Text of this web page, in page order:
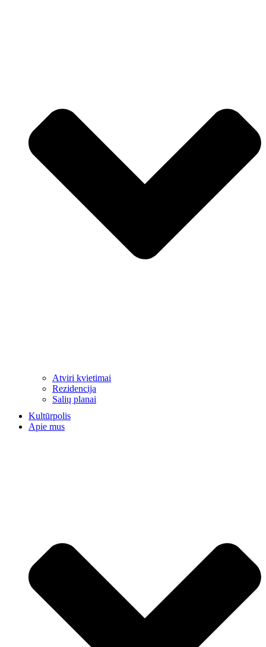
Atviri kvietimai
Rezidencija
Salių planai
Kultūrpolis
Apie mus